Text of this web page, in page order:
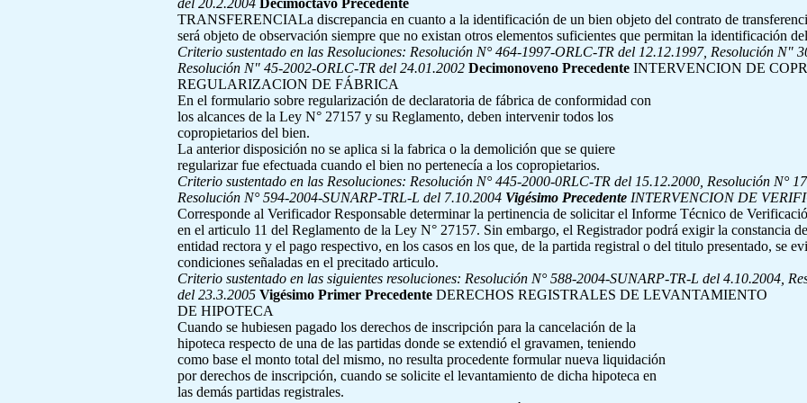
TRANSFERENCIALa discrepancia en cuanto a la identificación de un bien objeto del contrato de
será objeto de observación siempre que no existan otros elementos suficientes que permitan la identificación
Criterio sustentado en las Resoluciones: Resolución N° 464-1997-ORLC-TR del 12.12.1997, Resolución N"
Resolución N" 45-2002-ORLC-TR del 24.01.2002 Decimonoveno Precedente INTERVENCION DE
REGULARIZACION DE FÁBRICA
En el formulario sobre regularización de declaratoria de fábrica de conformidad con
los alcances de la Ley N° 27157 y su Reglamento, deben intervenir todos los
copropietarios del bien.
La anterior disposición no se aplica si la fabrica o la demolición que se quiere
regularizar fue efectuada cuando el bien no pertenecía a los copropietarios.
Criterio sustentado en las Resoluciones: Resolución N° 445-2000-0RLC-TR del 15.12.2000, Resolución N°
Resolución N° 594-2004-SUNARP-TRL-L del 7.10.2004 Vigésimo Precedente INTERVENCION DE
Corresponde al Verificador Responsable determinar la pertinencia de solicitar el Informe Técnico de
en el articulo 11 del Reglamento de la Ley N° 27157. Sin embargo, el Registrador podrá exigir la constancia
entidad rectora y el pago respectivo, en los casos en los que, de la partida registral o del titulo presentado, se
condiciones señaladas en el precitado articulo.
Criterio sustentado en las siguientes resoluciones: Resolución N° 588-2004-SUNARP-TR-L del 4.10.2004,
del 23.3.2005 Vigésimo Primer Precedente DERECHOS REGISTRALES DE LEVANTAMIENTO
DE HIPOTECA
Cuando se hubiesen pagado los derechos de inscripción para la cancelación de la
hipoteca respecto de una de las partidas donde se extendió el gravamen, teniendo
como base el monto total del mismo, no resulta procedente formular nueva liquidación
por derechos de inscripción, cuando se solicite el levantamiento de dicha hipoteca en
las demás partidas registrales.